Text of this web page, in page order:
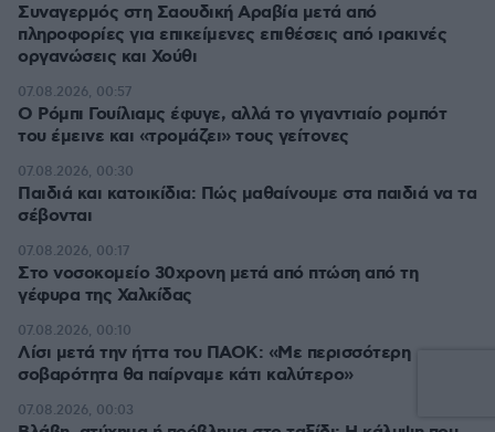
Συναγερμός στη Σαουδική Αραβία μετά από
πληροφορίες για επικείμενες επιθέσεις από ιρακινές
οργανώσεις και Χούθι
Ο Ρόμπι Γουίλιαμς έφυγε, αλλά το γιγαντιαίο ρομπότ
του έμεινε και «τρομάζει» τους γείτονες
07.08.2026, 00:57
Παιδιά και κατοικίδια: Πώς μαθαίνουμε στα παιδιά να τα
σέβονται
07.08.2026, 00:30
Στο νοσοκομείο 30χρονη μετά από πτώση από τη
γέφυρα της Χαλκίδας
07.08.2026, 00:17
Λίσι μετά την ήττα του ΠΑΟΚ: «Με περισσότερη
σοβαρότητα θα παίρναμε κάτι καλύτερο»
07.08.2026, 00:10
07.08.2026, 00:03